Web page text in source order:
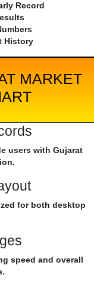
Record
History
MARKET
users with Gujarat
for both desktop
speed and overall